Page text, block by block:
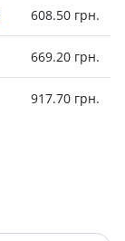
608.50 грн.
669.20 грн.
917.70 грн.